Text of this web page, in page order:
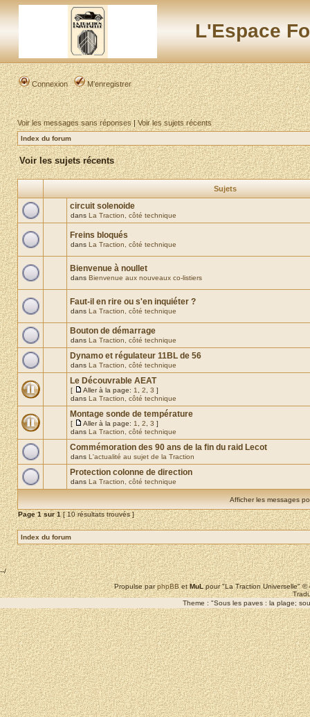
L'Espace
Connexion M’enregistrer
Voir les messages sans réponses|Voir les sujets récents
Index du forum
Voir les sujets récents
Sujets
circuit solenoide
dans La Traction, côté technique
Freins bloqués
dans La Traction, côté technique
Bienvenue à noullet
dans Bienvenue aux nouveaux co-listiers
Faut-il en rire ou s'en inquiéter ?
dans La Traction, côté technique
Bouton de démarrage
dans La Traction, côté technique
Dynamo et régulateur 11BL de 56
dans La Traction, côté technique
Le Découvrable AEAT
[ Aller à la page: 1 2 3 ]
dans La Traction, côté technique
Montage sonde de température
[ Aller à la page: 1 2 3 ]
dans La Traction, côté technique
Commémoration des 90 ans de la fin du raid Lecot
dans L'actualité au sujet de la Traction
Protection colonne de direction
dans La Traction, côté technique
Afficher les messages
Page1sur1[ 10 résultats trouvés ]
Index du forum
--/
Propulse parphpBBetMuLpour "La Traction Universelle"
Theme : "Sous les paves : la plage;